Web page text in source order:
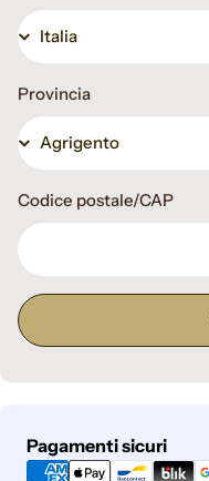
Provincia
Codice postale/CAP
Pagamenti sicuri
Metodi
di